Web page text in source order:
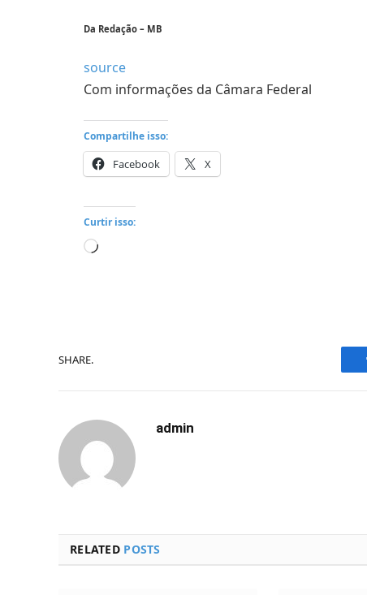
Da Redação – MB
source
Com informações da Câmara Federal
Compartilhe isso:
Facebook X
Curtir isso:
Carregando...
SHARE.
admin
RELATED POSTS